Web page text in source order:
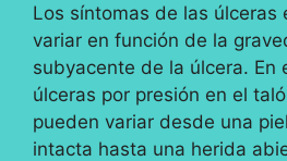
Los síntomas de las úlceras
variar en función de la
subyacente de la úlcera. En
úlceras por presión en el
pueden variar desde una
intacta hasta una herida